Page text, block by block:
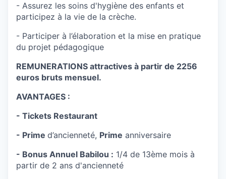
- Assurez les soins d'hygiène des enfants et
participez à la vie de la crèche.
- Participer à l’élaboration et la mise en pratique
du projet pédagogique
REMUNERATIONS attractives à partir de 2256
euros bruts mensuel.
AVANTAGES :
- Tickets Restaurant
- Prime d’ancienneté, Prime anniversaire
- Bonus Annuel Babilou : 1/4 de 13ème mois à
partir de 2 ans d'ancienneté